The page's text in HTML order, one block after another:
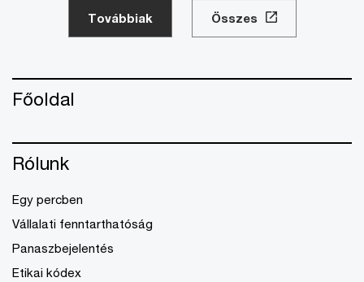
Továbbiak Összes
Főoldal
Rólunk
Egy percben
Vállalati fenntarthatóság
Panaszbejelentés
Etikai kódex